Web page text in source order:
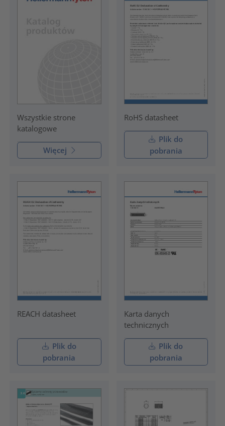
Wszystkie strone
katalogowe
Więcej
RoHS datasheet
Plik do
pobrania
REACH datasheet
Plik do
pobrania
Karta danych
technicznych
Plik do
pobrania